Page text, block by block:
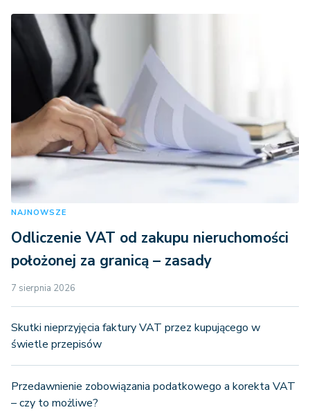
NAJNOWSZE
Odliczenie VAT od zakupu nieruchomości
położonej za granicą – zasady
7 sierpnia 2026
Skutki nieprzyjęcia faktury VAT przez kupującego w
świetle przepisów
Przedawnienie zobowiązania podatkowego a korekta VAT
– czy to możliwe?